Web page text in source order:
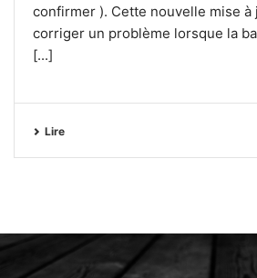
confirmer ). Cette nouvelle mise à
corriger un problème lorsque la
[...]
Lire